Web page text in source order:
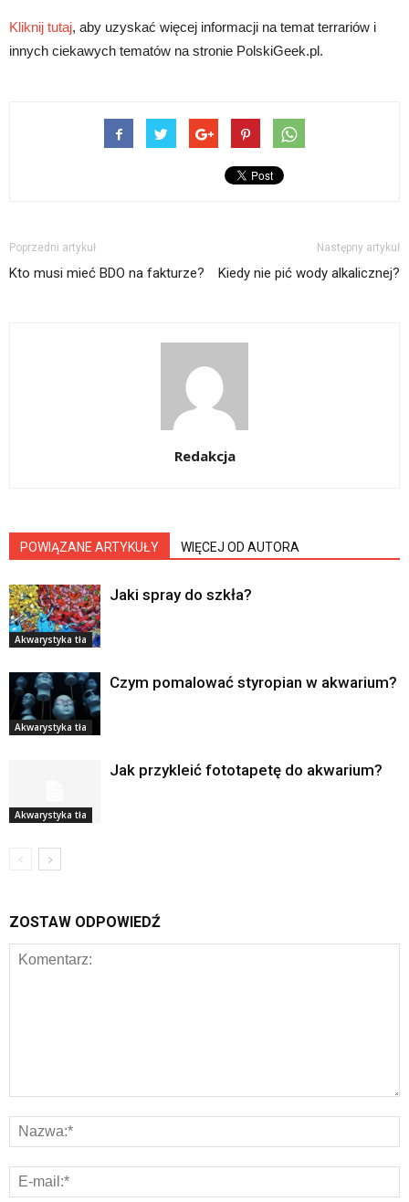
Kliknij tutaj, aby uzyskać więcej informacji na temat terrariów i
innych ciekawych tematów na stronie PolskiGeek.pl.
Poprzedni artykuł
Kto musi mieć BDO na fakturze?
Następny artykuł
Kiedy nie pić wody alkalicznej?
Redakcja
POWIĄZANE ARTYKUŁY WIĘCEJ OD AUTORA
Akwarystyka tła
Jaki spray do szkła?
Akwarystyka tła
Czym pomalować styropian w akwarium?
Akwarystyka tła
Jak przykleić fototapetę do akwarium?
ZOSTAW ODPOWIEDŹ